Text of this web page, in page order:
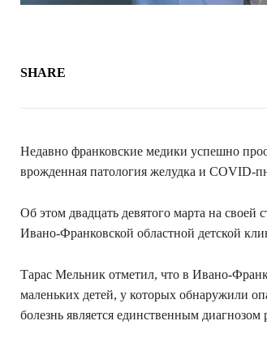
SHARE
Недавно франковские медики успешно
врожденная патология желудка и COVID-
Об этом двадцать девятого марта на своей
Ивано-Франковской областной детской
Тарас Мельник отметил, что в Ивано-
маленьких детей, у которых обнаружили
болезнь является единственным диагнозом